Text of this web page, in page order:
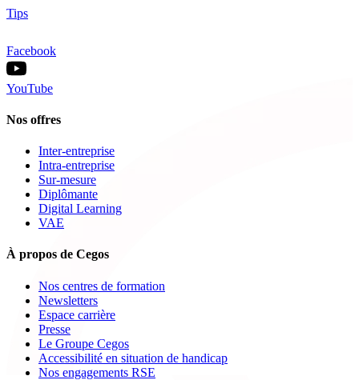
Tips
Facebook
YouTube
Nos offres
Inter-entreprise
Intra-entreprise
Sur-mesure
Diplômante
Digital Learning
VAE
À propos de Cegos
Nos centres de formation
Newsletters
Espace carrière
Presse
Le Groupe Cegos
Accessibilité en situation de handicap
Nos engagements RSE